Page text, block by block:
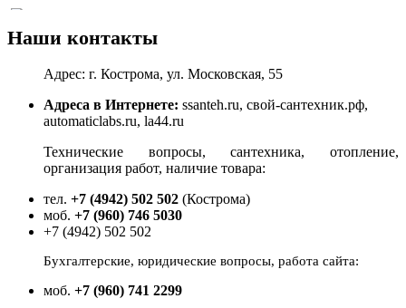
10095 Honeywell, VSOF-420-4.0 Клапан трехходовой с
байпасом регулирующий резьбовой, PN16, DN20, Kvs 4.0,
2.5мм, 2…120 °C
Под заказ
Цена: 22 571р.
ваша скидка: 0р.
Наши контакты
Адрес: г. Кострома, ул. Московская, 55
Адреса в Интернете: ssanteh.ru, свой-сантехник.рф,
automaticlabs.ru, la44.ru
Технические вопросы, сантехника, отопление,
организация работ, наличие товара:
тел. +7 (4942) 502 502 (Кострома)
моб. +7 (960) 746 5030
+7 (4942) 502 502
Бухгалтерские, юридические вопросы, работа сайта:
моб. +7 (960) 741 2299